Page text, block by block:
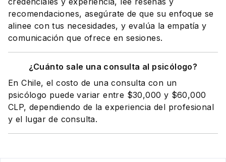
recomendaciones, asegúrate de que su enfoque se
alinee con tus necesidades, y evalúa la empatía y
comunicación que ofrece en sesiones.
¿Cuánto sale una consulta al psicólogo?
En Chile, el costo de una consulta con un
psicólogo puede variar entre $30,000 y $60,000
CLP, dependiendo de la experiencia del profesional
y el lugar de consulta.